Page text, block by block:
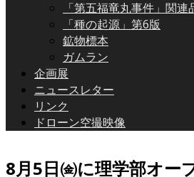
「第五福竜丸事件」関連
「種の起源」第6版
鉱物標本
ガムラン
企画展
ニュースレター
リンク
ドローン空撮映像
8月5日㈮に理学部オー